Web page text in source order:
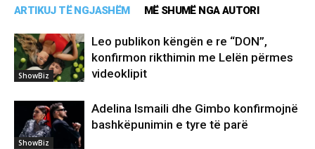
ARTIKUJ TË NGJASHËM MË SHUMË NGA AUTORI
ShowBiz
Leo publikon këngën e re “DON”,
konfirmon rikthimin me Lelën përmes
videoklipit
ShowBiz
Adelina Ismaili dhe Gimbo konfirmojnë
bashkëpunimin e tyre të parë